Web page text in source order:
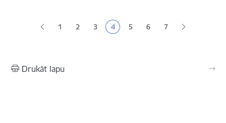
Lapa
1 Lapa
2 Lapa
3 Pašreizējā lapa
4 Lapa
5 Lapa
6 7
Drukāt lapu